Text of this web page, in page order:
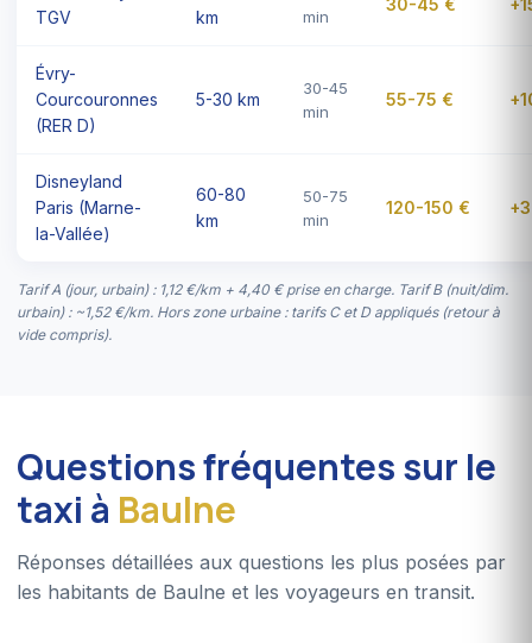
TGV
km
min
Évry-
Courcouronnes
(RER D)
5-30 km
30-45
min
55-75 €
Disneyland
Paris (Marne-
la-Vallée)
60-80
km
50-75
min
120-150 €
Tarif A (jour, urbain) : 1,12 €/km + 4,40 € prise en charge. Tarif B (nuit/dim.
urbain) : ~1,52 €/km. Hors zone urbaine : tarifs C et D appliqués (retour à
vide compris).
Questions fréquentes sur le
taxi à Baulne
Réponses détaillées aux questions les plus posées par
les habitants de Baulne et les voyageurs en transit.